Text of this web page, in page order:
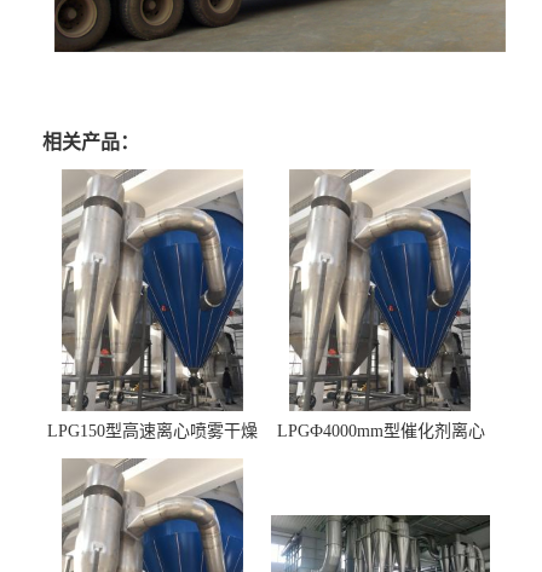
相关产品：
LPG150型高速离心喷雾干燥
机 φ2.85m
LPGФ4000mm型催化剂离心